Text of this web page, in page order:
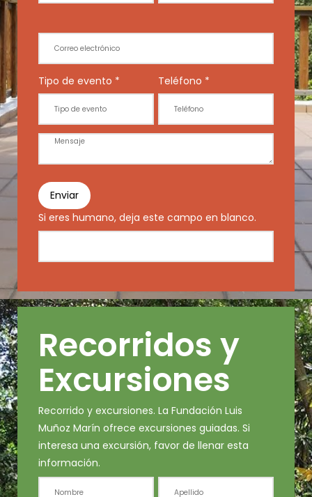
Tipo de evento * Teléfono *
Enviar
Si eres humano, deja este campo en blanco.
Recorridos y
Excursiones
Recorrido y excursiones. La Fundación Luis
Muñoz Marín ofrece excursiones guiadas. Si
interesa una excursión, favor de llenar esta
información.
Recorridos,